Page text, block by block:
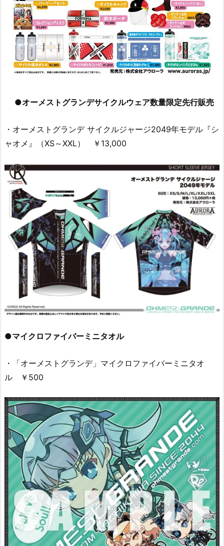
●オーメストグランデサイクルウェア数量限定先行販売
・オーメストグランデ サイクルジャージ2049年モデル『シ
ャオメ』（XS～XXL） ￥13,000
●マイクロファイバーミニタオル
・「オーメストグランデ」マイクロファイバーミニタオ
ル ￥500